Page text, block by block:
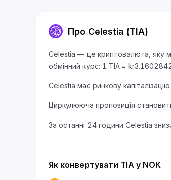
Про Celestia (TIA)
Celestia — це криптовалюта, яку
обмінний курс: 1 TIA =
Celestia має ринкову
Циркулююча пропозиція
За останні 24 години Celestia
Як конвертувати TIA у NOK